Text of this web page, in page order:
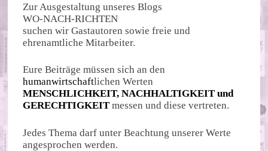
Zur Ausgestaltung unseres Blogs
WO-NACH-RICHTEN
suchen wir Gastautoren sowie freie und
ehrenamtliche Mitarbeiter.
Eure Beiträge müssen sich an den
humanwirtschaftlichen Werten
MENSCHLICHKEIT, NACHHALTIGKEIT und
GERECHTIGKEIT messen und diese vertreten.
Jedes Thema darf unter Beachtung unserer Werte
angesprochen werden.